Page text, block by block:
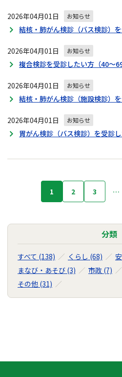
2026年04月01日 お知らせ
結核・肺がん検診（バス検診）
2026年04月01日 お知らせ
複合検診を受診したい方（40～
2026年04月01日 お知らせ
結核・肺がん検診（施設検診）
2026年04月01日 お知らせ
胃がん検診（バス検診）を受診
の
ョ
1 2 3 …
分類
すべて (138) くらし (68)
まなび・あそび (3)
市政 (7)
その他 (31)